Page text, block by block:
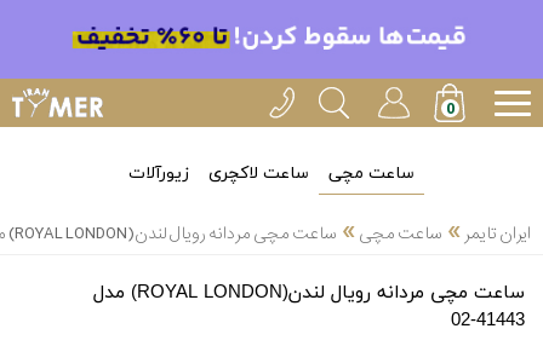
ساعت مچی ساعت لاکچری زیورآلات
ایران تایمر » ساعت مچی» ساعت مچی مردانه رویال لندن(ROYAL LONDON) مدل 41443-02
ساعت مچی مردانه رویال لندن(ROYAL LONDON) مدل
41443-02